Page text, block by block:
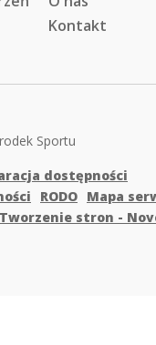
Kontakt
Sportu
dostępności
RODO Mapa
Tworzenie stron -